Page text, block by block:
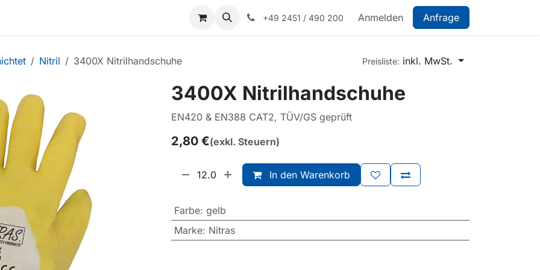
+49 2451 / 490 200 Anmelden Anfrage
Nitril 3400X Nitrilhandschuhe Preisliste: inkl. MwSt.
3400X Nitrilhandschuhe
EN420 & EN388 CAT2, TÜV/GS geprüft
2,80 €(exkl. Steuern)
In den Warenkorb
Farbe: gelb
Marke: Nitras